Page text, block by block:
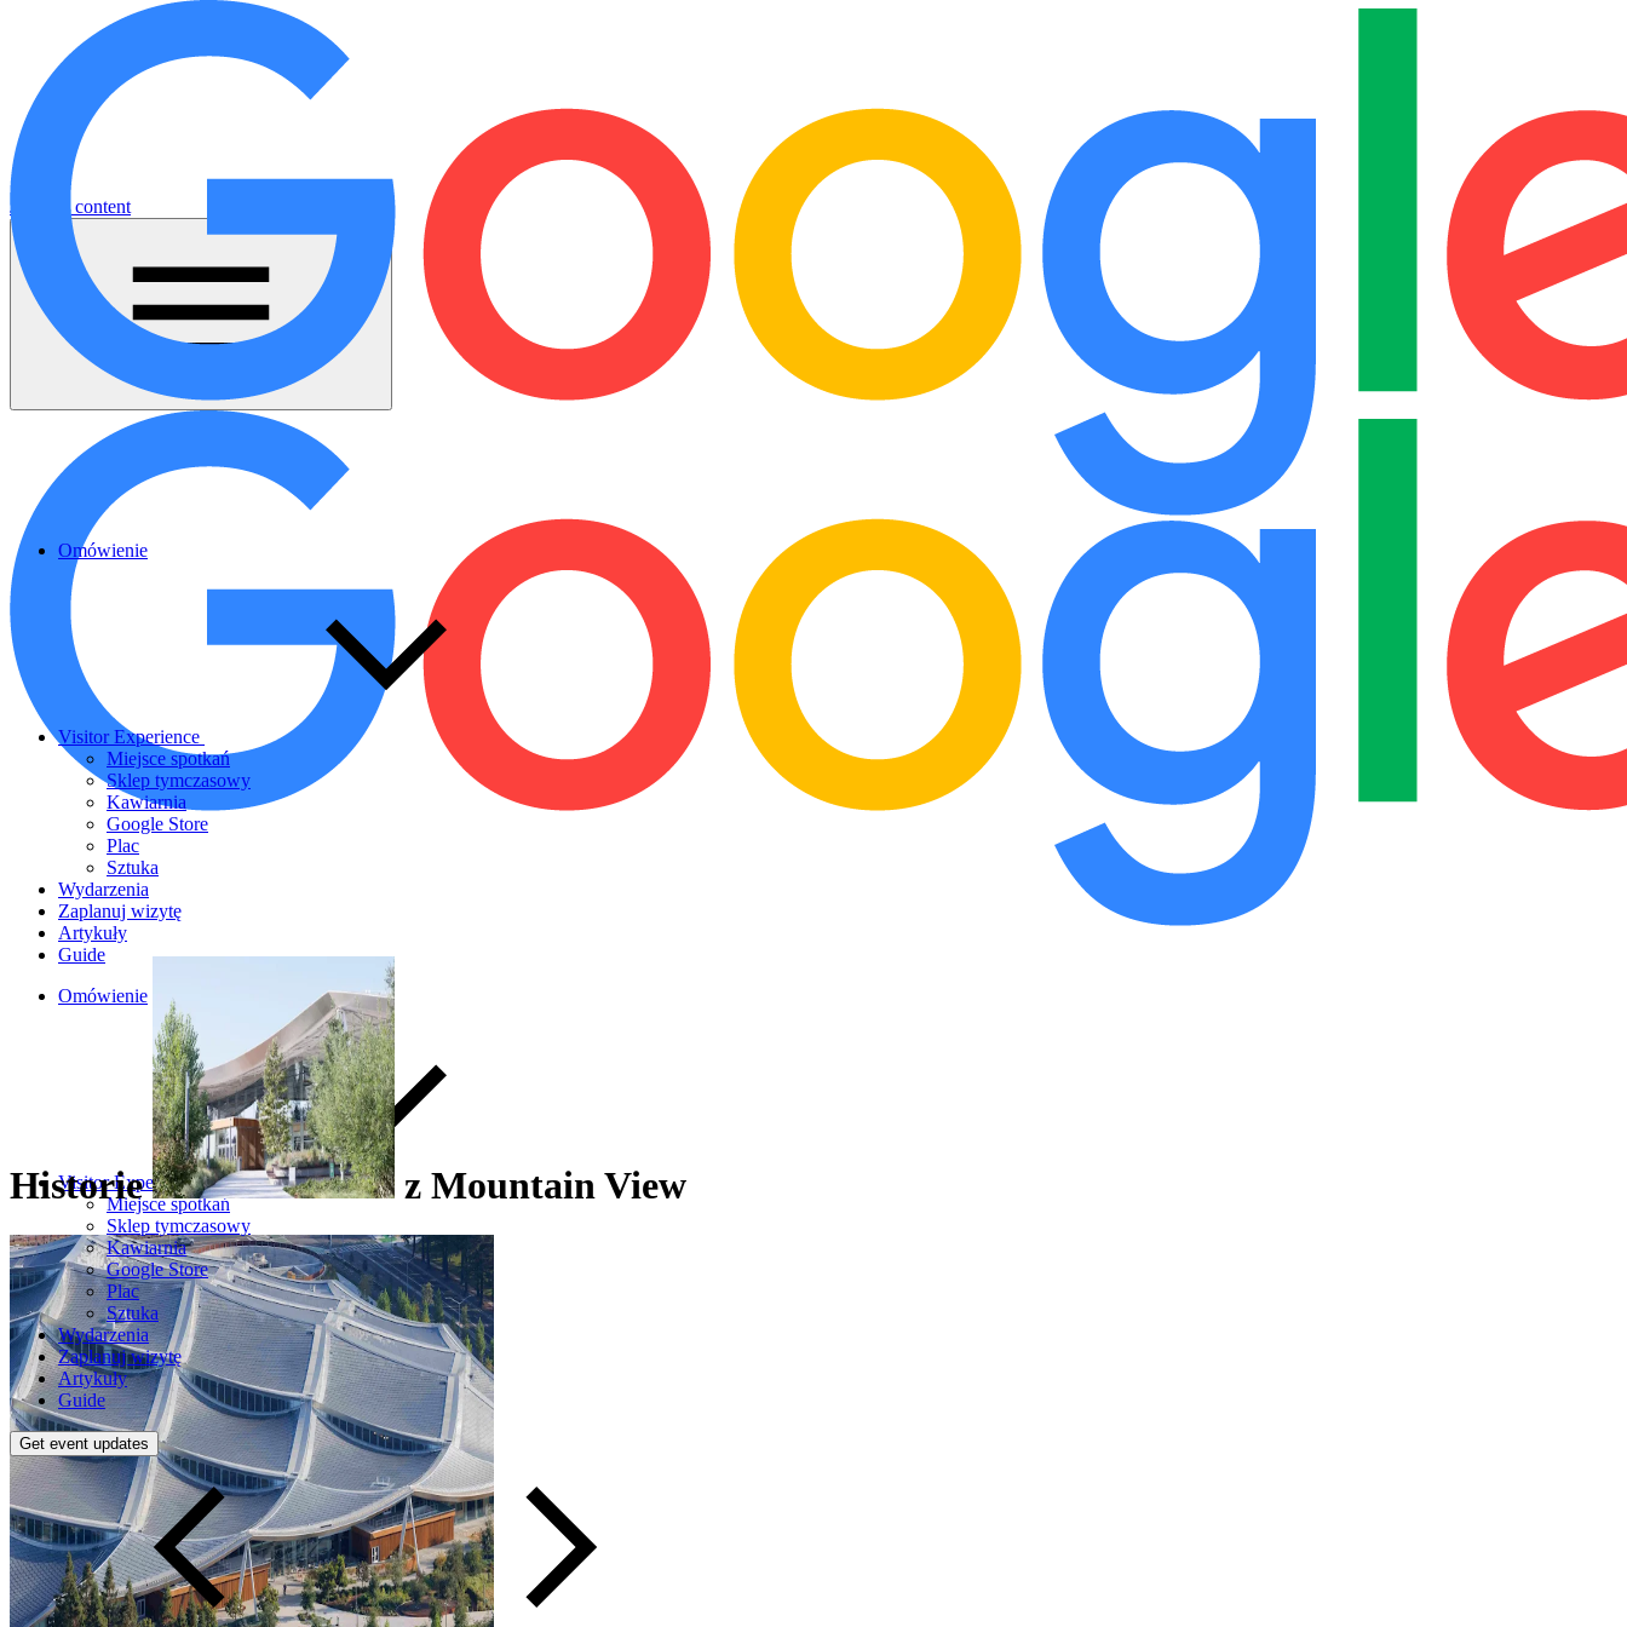
Jump to content
Omówienie
Visitor Experience
Miejsce spotkań
Sklep tymczasowy
Kawiarnia
Google Store
Plac
Sztuka
Wydarzenia
Zaplanuj wizytę
Artykuły
Guide
Omówienie
Visitor Experience
Miejsce spotkań
Sklep tymczasowy
Kawiarnia
Google Store
Plac
Sztuka
Wydarzenia
Zaplanuj wizytę
Artykuły
Guide
Get event updates
Historie z MountainView